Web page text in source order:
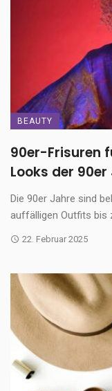
BEAUTY
90er-Frisuren
Looks der
Die 90er Jahre sind
auffälligen Outfits bis
22. Februar 2025